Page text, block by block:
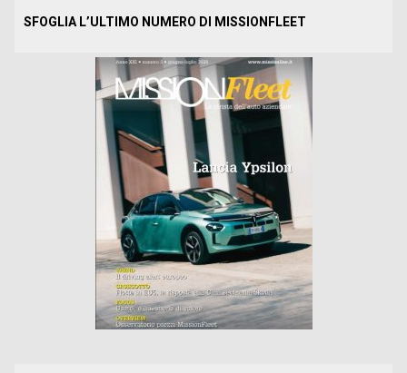
SFOGLIA L’ULTIMO NUMERO DI MISSIONFLEET